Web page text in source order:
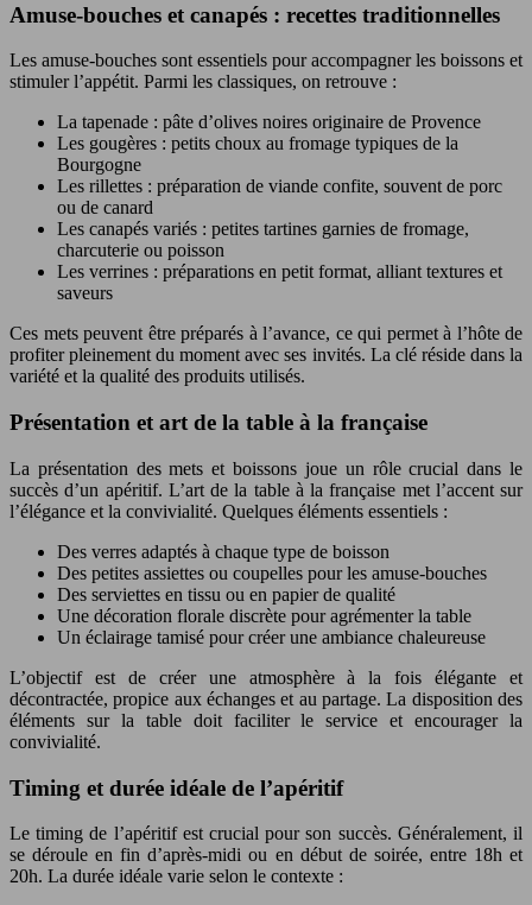
Amuse-bouches et canapés : recettes traditionnelles
Les amuse-bouches sont essentiels pour accompagner les boissons et
stimuler l’appétit. Parmi les classiques, on retrouve :
La tapenade : pâte d’olives noires originaire de Provence
Les gougères : petits choux au fromage typiques de la
Bourgogne
Les rillettes : préparation de viande confite, souvent de porc
ou de canard
Les canapés variés : petites tartines garnies de fromage,
charcuterie ou poisson
Les verrines : préparations en petit format, alliant textures et
saveurs
Ces mets peuvent être préparés à l’avance, ce qui permet à l’hôte de
profiter pleinement du moment avec ses invités. La clé réside dans la
variété et la qualité des produits utilisés.
Présentation et art de la table à la française
La présentation des mets et boissons joue un rôle crucial dans le
succès d’un apéritif. L’art de la table à la française met l’accent sur
l’élégance et la convivialité. Quelques éléments essentiels :
Des verres adaptés à chaque type de boisson
Des petites assiettes ou coupelles pour les amuse-bouches
Des serviettes en tissu ou en papier de qualité
Une décoration florale discrète pour agrémenter la table
Un éclairage tamisé pour créer une ambiance chaleureuse
L’objectif est de créer une atmosphère à la fois élégante et
décontractée, propice aux échanges et au partage. La disposition des
éléments sur la table doit faciliter le service et encourager la
convivialité.
Timing et durée idéale de l’apéritif
Le timing de l’apéritif est crucial pour son succès. Généralement, il
se déroule en fin d’après-midi ou en début de soirée, entre 18h et
20h. La durée idéale varie selon le contexte :